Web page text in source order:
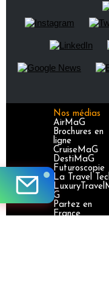
Nos médias
AirMaG
Brochures en
ligne
CruiseMaG
DestiMaG
Futuroscopie
La Travel
G
Partez en
France